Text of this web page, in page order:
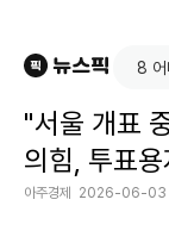
"서울 개표
의힘, 투표
아주경제 2026-06-03